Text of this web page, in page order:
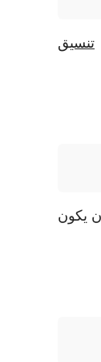
تنسيق
يكون